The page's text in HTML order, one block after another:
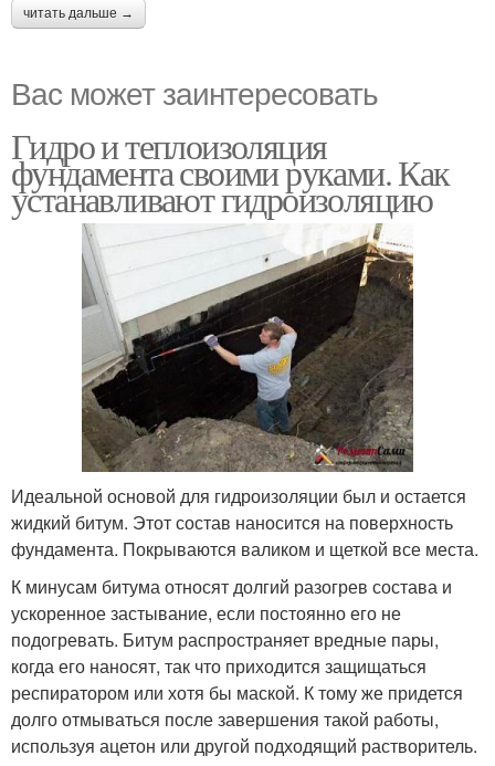
читать дальше →
Вас может заинтересовать
Гидро и теплоизоляция
фундамента своими руками. Как
устанавливают гидроизоляцию
Идеальной основой для гидроизоляции был и остается
жидкий битум. Этот состав наносится на поверхность
фундамента. Покрываются валиком и щеткой все места.
К минусам битума относят долгий разогрев состава и
ускоренное застывание, если постоянно его не
подогревать. Битум распространяет вредные пары,
когда его наносят, так что приходится защищаться
респиратором или хотя бы маской. К тому же придется
долго отмываться после завершения такой работы,
используя ацетон или другой подходящий растворитель.